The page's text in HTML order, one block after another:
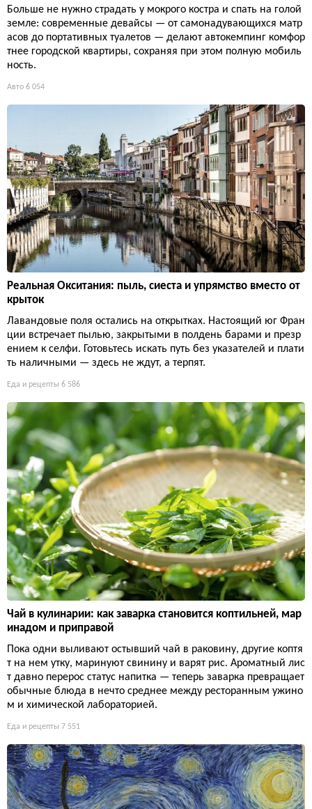
Больше не нужно страдать у мокрого костра и спать на голой
земле: современные девайсы — от самонадувающихся матр
асов до портативных туалетов — делают автокемпинг комфор
тнее городской квартиры, сохраняя при этом полную мобиль
ность.
Авто 6 054
Реальная Окситания: пыль, сиеста и упрямство вместо от
крыток
Лавандовые поля остались на открытках. Настоящий юг Фран
ции встречает пылью, закрытыми в полдень барами и презр
ением к селфи. Готовьтесь искать путь без указателей и плати
ть наличными — здесь не ждут, а терпят.
Еда и рецепты 6 586
Чай в кулинарии: как заварка становится коптильней, мар
инадом и приправой
Пока одни выливают остывший чай в раковину, другие коптя
т на нем утку, маринуют свинину и варят рис. Ароматный лис
т давно перерос статус напитка — теперь заварка превращает
обычные блюда в нечто среднее между ресторанным ужино
м и химической лабораторией.
Еда и рецепты 7 551